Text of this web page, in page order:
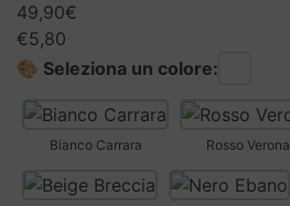
49,90€
€5,80
🎨 Seleziona un colore:
Bianco Carrara Rosso Verona